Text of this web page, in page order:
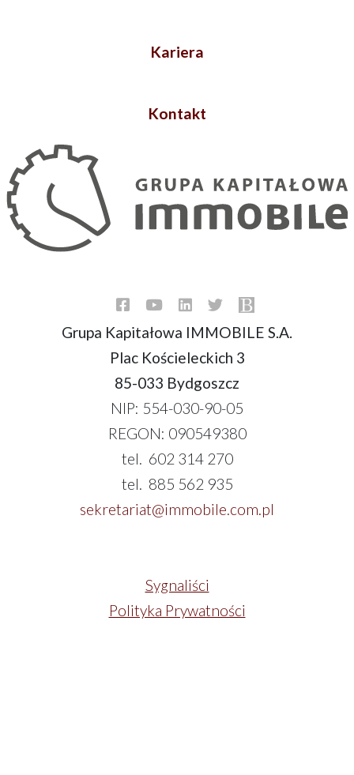
Kariera
Kontakt
Grupa Kapitałowa IMMOBILE S.A.
Plac Kościeleckich 3
85-033 Bydgoszcz
NIP: 554-030-90-05
REGON: 090549380
tel. 602 314 270
tel. 885 562 935
sekretariat@immobile.com.pl
Sygnaliści
Polityka Prywatności